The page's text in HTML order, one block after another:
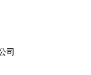
司